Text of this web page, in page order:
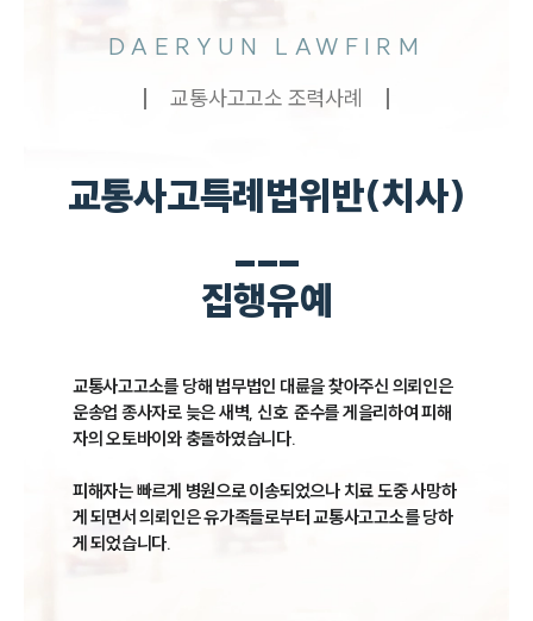
DAERYUN LAWFIRM
교통사고고소 조력사례
교통사고특례법위반(치사)
___
집행유예
교통사고고소를 당해 법무법인 대륜을 찾아주신 의뢰인은
운송업 종사자로 늦은 새벽, 신호  준수를 게을리하여 피해
자의 오토바이와 충돌하였습니다.
피해자는 빠르게 병원으로 이송되었으나 치료 도중 사망하
게 되면서 의뢰인은 유가족들로부터 교통사고고소를 당하
게 되었습니다.